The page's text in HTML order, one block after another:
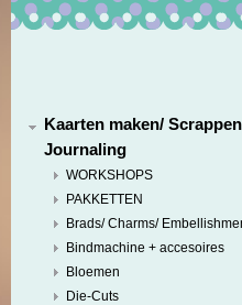
Kaarten maken/
Journaling
WORKSHOPS
PAKKETTEN
Brads/ Charms/
Bindmachine + accesoires
Bloemen
Die-Cuts